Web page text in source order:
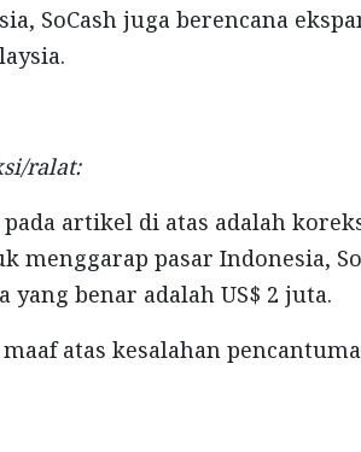
SoCash juga berencana
ralat:
artikel di atas adalah
menggarap pasar Indonesia,
yang benar adalah US$ 2 juta.
atas kesalahan